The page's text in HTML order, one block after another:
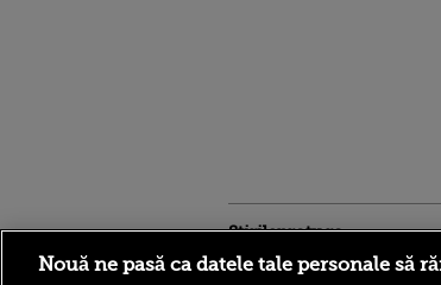
Stirileprotv.ro
Nouă ne pasă ca datele tale personale să